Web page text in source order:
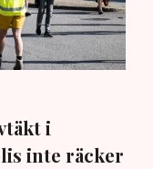
i
inte räcker